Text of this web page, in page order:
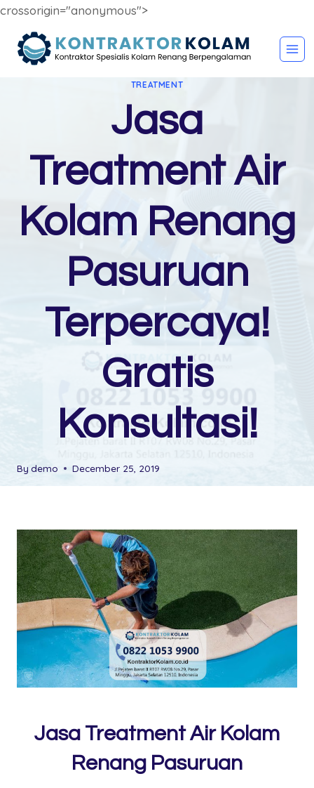
crossorigin="anonymous">
TREATMENT
Jasa
Treatment Air
Kolam Renang
Pasuruan
Terpercaya!
Gratis
Konsultasi!
By demo December 25, 2019
Jasa Treatment Air Kolam
Renang Pasuruan